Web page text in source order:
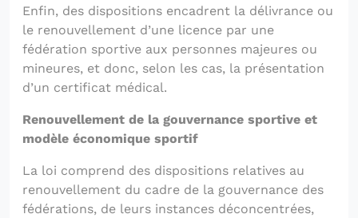
Enfin, des dispositions encadrent la délivrance ou
le renouvellement d’une licence par une
fédération sportive aux personnes majeures ou
mineures, et donc, selon les cas, la présentation
d’un certificat médical.
Renouvellement de la gouvernance sportive et
modèle économique sportif
La loi comprend des dispositions relatives au
renouvellement du cadre de la gouvernance des
fédérations, de leurs instances déconcentrées,